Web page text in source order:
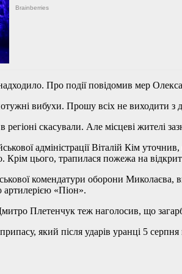
Про події повідомив мер
вибухи. Прошу всіх не виходити з
скасували. Але місцеві жителі
адміністрації Віталій Кім
цього, трапилася пожежа на
комендатури оборони
«Піон».
Плетенчук теж наголосив, що
який після ударів уранці 5